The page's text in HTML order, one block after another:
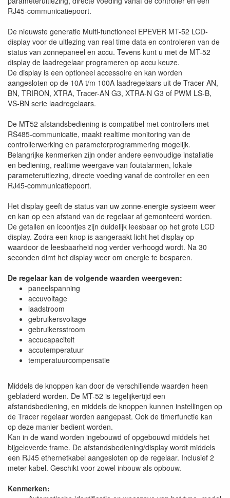
RJ45-communicatiepoort.
De nieuwste generatie Multi-functioneel EPEVER MT-52 LCD-
display voor de uitlezing van real time data en controleren van de
status van zonnepaneel en accu. Tevens kunt u met de MT-52
display de laadregelaar programeren op accu keuze.
De display is een optioneel accessoire en kan worden
aangesloten op de 10A t/m 100A laadregelaars uit de Tracer AN,
BN, TRIRON, XTRA, Tracer-AN G3, XTRA-N G3 of PWM LS-B,
VS-BN serie laadregelaars.
De MT52 afstandsbediening is compatibel met controllers met
RS485-communicatie, maakt realtime monitoring van de
controllerwerking en parameterprogrammering mogelijk.
Belangrijke kenmerken zijn onder andere eenvoudige installatie
en bediening, realtime weergave van foutalarmen, lokale
parameteruitlezing, directe voeding vanaf de controller en een
RJ45-communicatiepoort.
Het display geeft de status van uw zonne-energie systeem weer
en kan op een afstand van de regelaar af gemonteerd worden.
De getallen en icoontjes zijn duidelijk leesbaar op het grote LCD
display. Zodra een knop is aangeraakt licht het display op
waardoor de leesbaarheid nog verder verhoogd wordt. Na 30
seconden dimt het display weer om energie te besparen.
De regelaar kan de volgende waarden weergeven:
paneelspanning
accuvoltage
laadstroom
gebruikersvoltage
gebruikersstroom
accucapaciteit
accutemperatuur
temperatuurcompensatie
Middels de knoppen kan door de verschillende waarden heen
gebladerd worden. De MT-52 is tegelijkertijd een
afstandsbediening, en middels de knoppen kunnen instellingen op
de Tracer regelaar worden aangepast. Ook de timerfunctie kan
op deze manier bedient worden.
Kan in de wand worden ingebouwd of opgebouwd middels het
bijgeleverde frame. De afstandsbediening/display wordt middels
een RJ45 ethernetkabel aangesloten op de regelaar. Inclusief 2
meter kabel. Geschikt voor zowel inbouw als opbouw.
Kenmerken: